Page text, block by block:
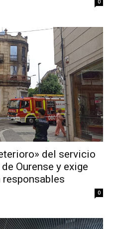
0
del servicio
Ourense y exige
responsables
0